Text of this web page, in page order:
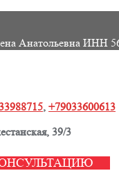
Анатольевна ИНН
, +79033600613
39/3